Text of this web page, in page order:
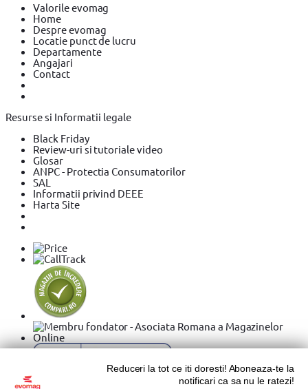
Valorile evomag
Home
Despre evomag
Locatie punct de lucru
Departamente
Angajari
Contact
Resurse si Informatii legale
Black Friday
Review-uri si tutoriale video
Glosar
ANPC - Protectia Consumatorilor
SAL
Informatii privind DEEE
Harta Site
Reduceri la tot ce iti doresti! Aboneaza-te la
notificari ca sa nu le ratezi!